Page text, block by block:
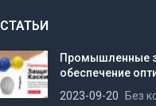
СТАТЬИ
Промышленные
обеспечение
2023-09-20
Без